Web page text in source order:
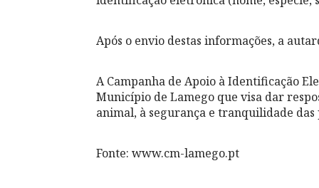
Após o envio destas informações, a
A Campanha de Apoio à Identificação
Município de Lamego que visa dar
animal, à segurança e tranquilidade das
Fonte: www.cm-lamego.pt